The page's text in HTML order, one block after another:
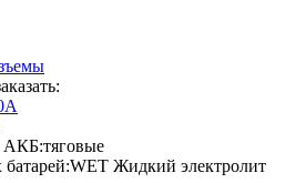
АКБ:тяговые
WET Жидкий электролит